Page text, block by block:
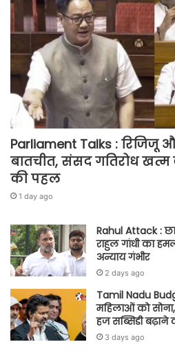
Parliament Talks : रिजिजू
बातचीत, संसद गतिरोध
की पहल
1 day ago
Rahul Attack :
राहुल गांधी का
अन्याय गंभीर
2 days ago
Tamil Nadu
महिलाओं को
हज सब्सिडी बढ़ाने
3 days ago